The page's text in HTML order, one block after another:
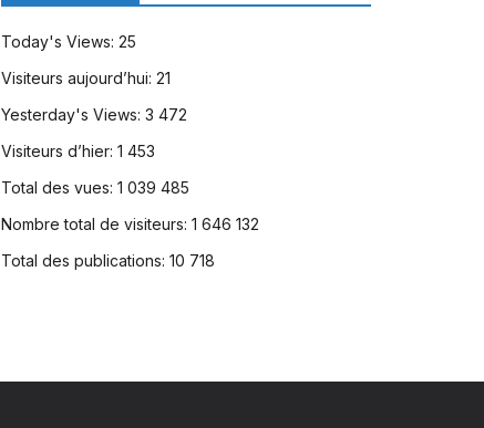
Today's Views: 25
Visiteurs aujourd’hui: 21
Yesterday's Views: 3 472
Visiteurs d’hier: 1 453
Total des vues: 1 039 485
Nombre total de visiteurs: 1 646 132
Total des publications: 10 718